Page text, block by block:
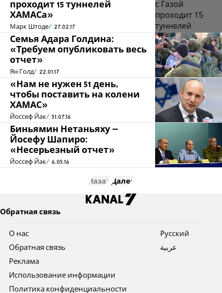
проходит 15 туннелей
ХАМАСа»
Марк Штоде 27.02.17
Семья Адара Голдина:
«Требуем опубликовать весь
отчет»
Ян Голд 22.01.17
«Нам не нужен 51 день,
чтобы поставить на колени
ХАМАС»
Йоссеф Йак 31.07.16
Биньямин Нетаньяху –
Йосефу Шапиро:
«Несерьезный отчет»
Йоссеф Йак 6.05.16
Назад Далее
Обратная связь
О нас
Обратная связь
Реклама
Использование информации
Политика конфиденциальности
Pусский
عربية